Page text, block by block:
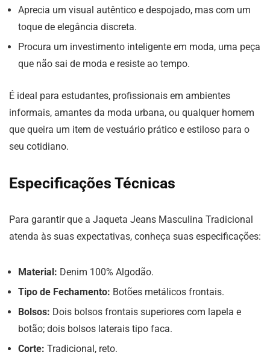
Aprecia um visual autêntico e despojado, mas com um
toque de elegância discreta.
Procura um investimento inteligente em moda, uma peça
que não sai de moda e resiste ao tempo.
É ideal para estudantes, profissionais em ambientes
informais, amantes da moda urbana, ou qualquer homem
que queira um item de vestuário prático e estiloso para o
seu cotidiano.
Especificações Técnicas
Para garantir que a Jaqueta Jeans Masculina Tradicional
atenda às suas expectativas, conheça suas especificações:
Material: Denim 100% Algodão.
Tipo de Fechamento: Botões metálicos frontais.
Bolsos: Dois bolsos frontais superiores com lapela e
botão; dois bolsos laterais tipo faca.
Corte: Tradicional, reto.